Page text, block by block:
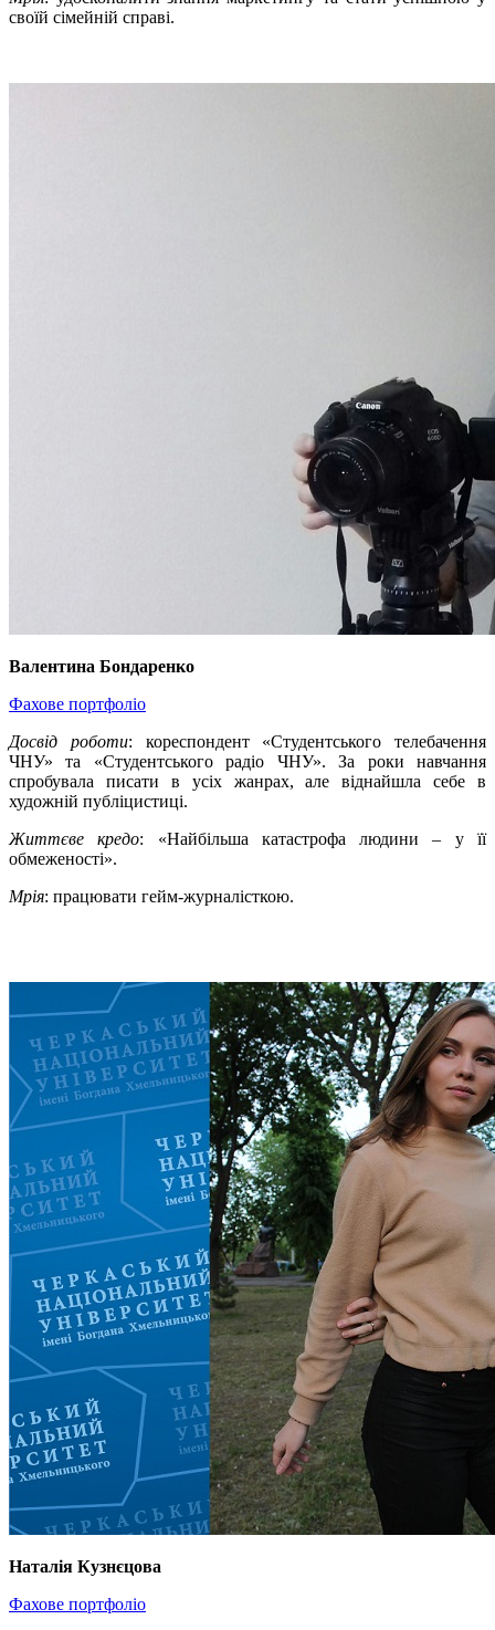
своїй сімейній справі.
Валентина Бондаренко
Фахове портфоліо
Досвід роботи: кореспондент «Студентського телебачення
ЧНУ» та «Студентського радіо ЧНУ». За роки навчання
спробувала писати в усіх жанрах, але віднайшла себе в
художній публіцистиці.
Життєве кредо: «Найбільша катастрофа людини – у її
обмеженості».
Мрія: працювати гейм-журналісткою.
Наталія Кузнєцова
Фахове портфоліо